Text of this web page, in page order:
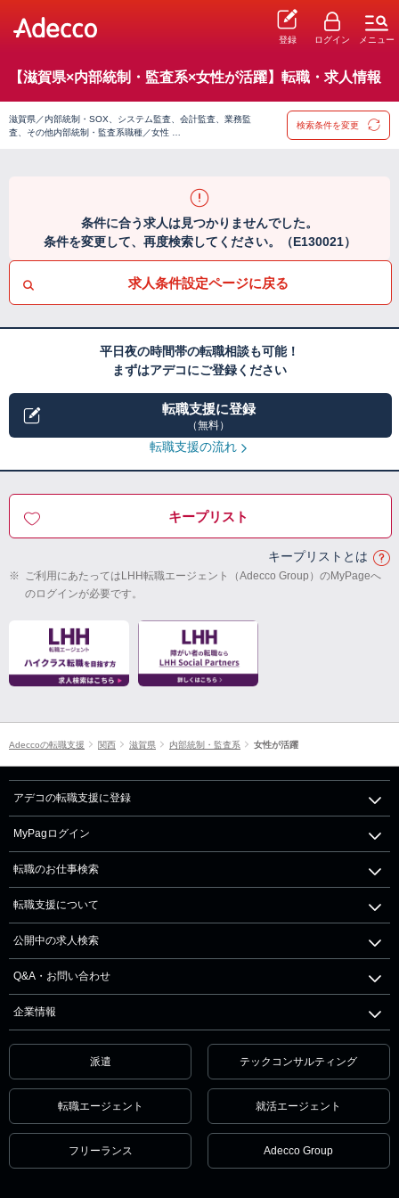
登録 ログイン メニュー
【滋賀県×内部統制・監査系×女性が活躍】転職・求人情報
滋賀県／内部統制・SOX、システム監査、会計監査、業務監
査、その他内部統制・監査系職種／女性 …
検索条件を変更
条件に合う求人は見つかりませんでした。
条件を変更して、再度検索してください。（E130021）
求人条件設定ページに戻る
平日夜の時間帯の転職相談も可能！
まずはアデコにご登録ください
転職支援に登録
（無料）
転職支援の流れ
キープリスト
キープリストとは
※ ご利用にあたってはLHH転職エージェント（Adecco Group）のMyPageへ
のログインが必要です。
Adeccoの転職支援 関西 滋賀県 内部統制・監査系 女性が活躍
アデコの転職支援に登録
MyPagログイン
転職のお仕事検索
転職支援について
公開中の求人検索
Q&A・お問い合わせ
企業情報
派遣 テックコンサルティング
転職エージェント 就活エージェント
フリーランス Adecco Group